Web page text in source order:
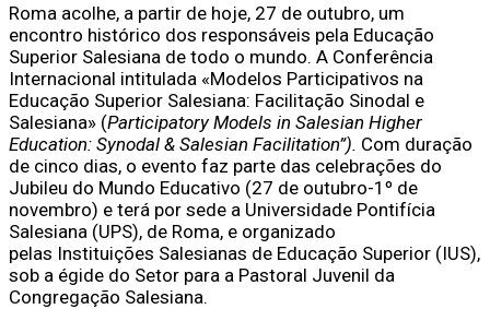
Roma acolhe, a partir de hoje, 27 de outubro, um
encontro histórico dos responsáveis pela Educação
Superior Salesiana de todo o mundo. A Conferência
Internacional intitulada «Modelos Participativos na
Educação Superior Salesiana: Facilitação Sinodal e
Salesiana» (Participatory Models in Salesian Higher
Education: Synodal & Salesian Facilitation”). Com duração
de cinco dias, o evento faz parte das celebrações do
Jubileu do Mundo Educativo (27 de outubro-1º de
novembro) e terá por sede a Universidade Pontifícia
Salesiana (UPS), de Roma, e organizado
pelas Instituições Salesianas de Educação Superior (IUS),
sob a égide do Setor para a Pastoral Juvenil da
Congregação Salesiana.